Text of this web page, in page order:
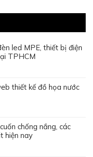
led MPE, thiết bị điện
TPHCM
thiết kế đồ họa nước
chống nắng, các
hiện nay